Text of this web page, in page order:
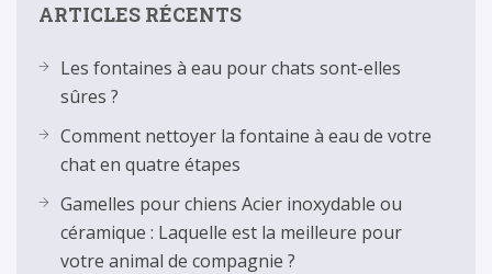
ARTICLES RÉCENTS
Les fontaines à eau pour chats sont-elles
sûres ?
Comment nettoyer la fontaine à eau de votre
chat en quatre étapes
Gamelles pour chiens Acier inoxydable ou
céramique : Laquelle est la meilleure pour
votre animal de compagnie ?